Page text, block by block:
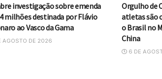
investigação sobre emenda
milhões destinada por Flávio
ao Vasco da Gama
AGOSTO DE 2026
Orgulho de
atletas são
o Brasil no
China
6 DE